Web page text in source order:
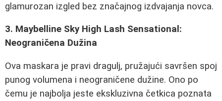
glamurozan izgled bez značajnog izdvajanja novca.
3. Maybelline Sky High Lash Sensational:
Neograničena Dužina
Ova maskara je pravi dragulj, pružajući savršen spoj
punog volumena i neograničene dužine. Ono po
čemu je najbolja jeste ekskluzivna četkica poznata